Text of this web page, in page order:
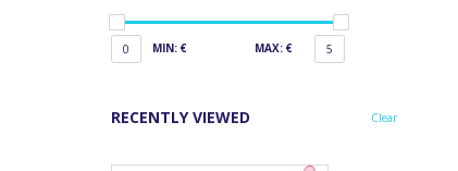
0 MIN: € MAX: € 5
RECENTLY VIEWED Clear